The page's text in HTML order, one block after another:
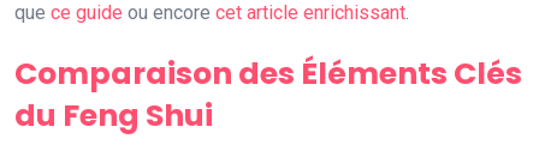
que ce guide ou encore cet article enrichissant.
Comparaison des Éléments Clés
du Feng Shui